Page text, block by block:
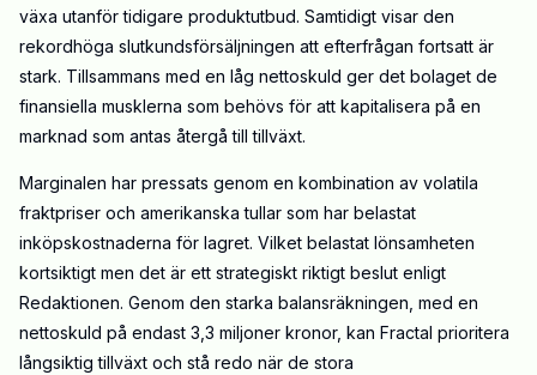
växa utanför tidigare produktutbud. Samtidigt visar den
rekordhöga slutkundsförsäljningen att efterfrågan fortsatt är
stark. Tillsammans med en låg nettoskuld ger det bolaget de
finansiella musklerna som behövs för att kapitalisera på en
marknad som antas återgå till tillväxt.
Marginalen har pressats genom en kombination av volatila
fraktpriser och amerikanska tullar som har belastat
inköpskostnaderna för lagret. Vilket belastat lönsamheten
kortsiktigt men det är ett strategiskt riktigt beslut enligt
Redaktionen. Genom den starka balansräkningen, med en
nettoskuld på endast 3,3 miljoner kronor, kan Fractal prioritera
långsiktig tillväxt och stå redo när de stora